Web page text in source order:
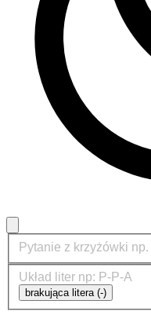
brakująca litera (-)